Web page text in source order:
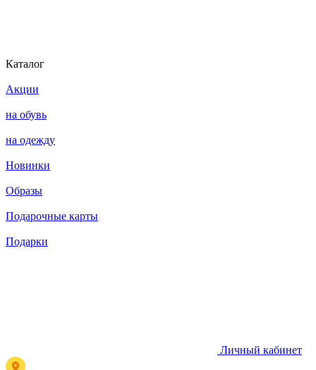
Каталог
Акции
на обувь
на одежду
Новинки
Образы
Подарочные карты
Подарки
Личный кабинет